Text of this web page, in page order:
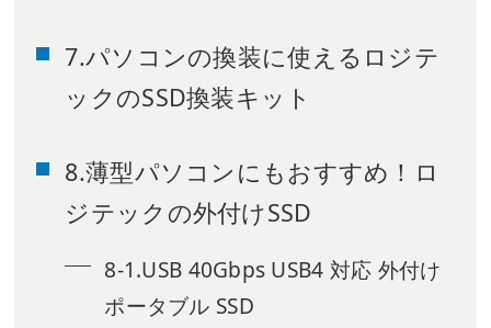
7.パソコンの換装に使えるロジテ
ックのSSD換装キット
8.薄型パソコンにもおすすめ！ロ
ジテックの外付けSSD
8-1.USB 40Gbps USB4 対応 外付け
ポータブル SSD